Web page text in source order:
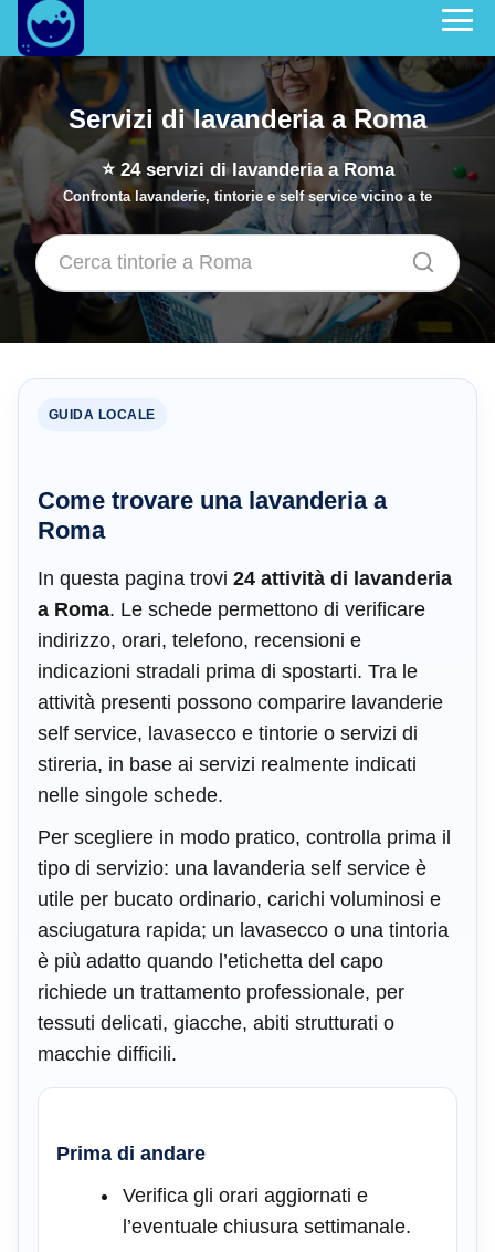
Servizi di lavanderia a Roma
⭐ 24servizi di lavanderia a Roma
Confronta lavanderie, tintorie e self service vicino a te
GUIDA LOCALE
Come trovare una lavanderia a
Roma
In questa pagina trovi 24 attività di lavanderia
a Roma. Le schede permettono di verificare
indirizzo, orari, telefono, recensioni e
indicazioni stradali prima di spostarti. Tra le
attività presenti possono comparire lavanderie
self service, lavasecco e tintorie o servizi di
stireria, in base ai servizi realmente indicati
nelle singole schede.
Per scegliere in modo pratico, controlla prima il
tipo di servizio: una lavanderia self service è
utile per bucato ordinario, carichi voluminosi e
asciugatura rapida; un lavasecco o una tintoria
è più adatto quando l’etichetta del capo
richiede un trattamento professionale, per
tessuti delicati, giacche, abiti strutturati o
macchie difficili.
Prima di andare
Verifica gli orari aggiornati e
l’eventuale chiusura settimanale.